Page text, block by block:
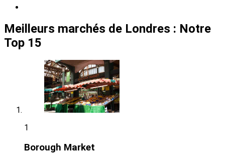
Meilleurs marchés de Londres : Notre
Top 15
1
Borough Market